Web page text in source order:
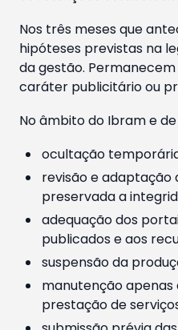
Nos três meses que
hipóteses previstas na
da gestão.
caráter publicitário ou
No âmbito do Ibram e
ocultação
revisão e adaptação
preservada a
adequação dos
publicados e aos
suspensão da
manutenção apenas
prestação de